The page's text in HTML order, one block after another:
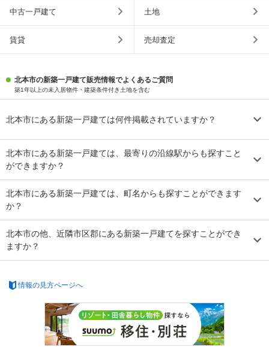
中古一戸建て 土地
賃貸 売却査定
北本市の新築一戸建て販売情報でよくあるご質問
築1年以上の未入居物件・建築条件付き土地を含む
北本市にある新築一戸建ては何件掲載されていますか？
北本市にある新築一戸建ては、最寄りの沿線駅からも探すこと
ができますか？
北本市にある新築一戸建ては、町名からも探すことができます
か？
北本市の他、近隣市区郡にある新築一戸建てを探すことができ
ますか？
情報の見方ページへ